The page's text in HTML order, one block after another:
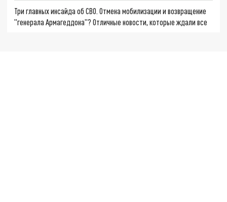
Три главных инсайда об СВО. Отмена мобилизации и возвращение
"генерала Армагеддона"? Отличные новости, которые ждали все